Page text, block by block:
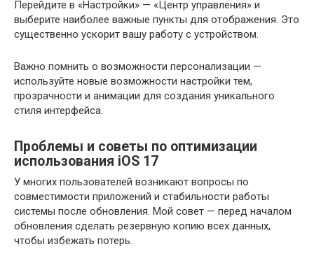
Перейдите в «Настройки» — «Центр управления» и
выберите наиболее важные пункты для отображения. Это
существенно ускорит вашу работу с устройством.
Важно помнить о возможности персонализации —
используйте новые возможности настройки тем,
прозрачности и анимации для создания уникального
стиля интерфейса.
Проблемы и советы по оптимизации
использования iOS 17
У многих пользователей возникают вопросы по
совместимости приложений и стабильности работы
системы после обновления. Мой совет — перед началом
обновления сделать резервную копию всех данных,
чтобы избежать потерь.